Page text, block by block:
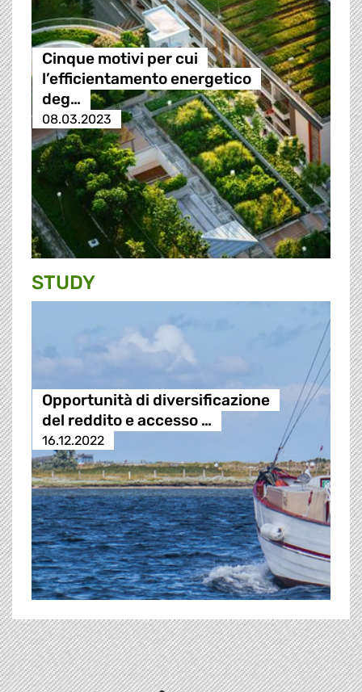
Cinque motivi per cui
l’efficientamento energetico
deg…
08.03.2023
STUDY
Opportunità di diversificazione
del reddito e accesso …
16.12.2022